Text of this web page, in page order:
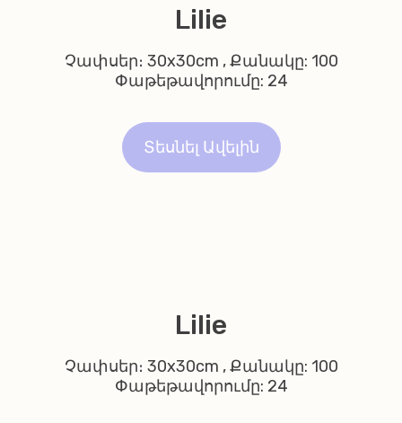
Lilie
Չափսեր։ 30x30cm , Քանակը: 100
Փաթեթավորումը: 24
Տեսնել Ավելին
Lilie
Չափսեր։ 30x30cm , Քանակը: 100
Փաթեթավորումը: 24